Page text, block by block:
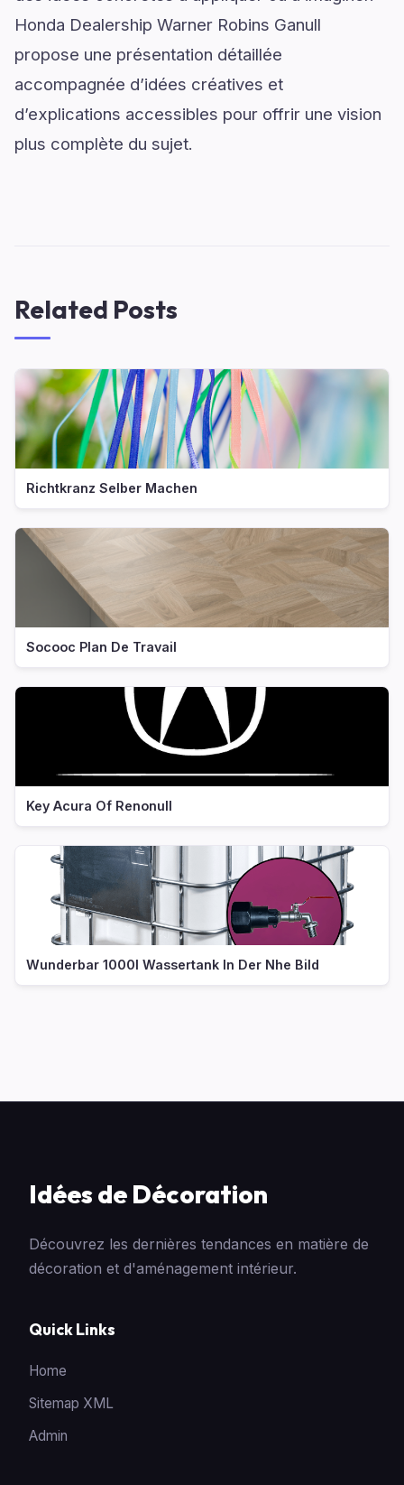
Honda Dealership Warner Robins Ganull
propose une présentation détaillée
accompagnée d’idées créatives et
d’explications accessibles pour offrir une vision
plus complète du sujet.
Related Posts
Richtkranz Selber Machen
Socooc Plan De Travail
Key Acura Of Renonull
Wunderbar 1000l Wassertank In Der Nhe Bild
Idées de Décoration
Découvrez les dernières tendances en matière de
décoration et d'aménagement intérieur.
Quick Links
Home
Sitemap XML
Admin